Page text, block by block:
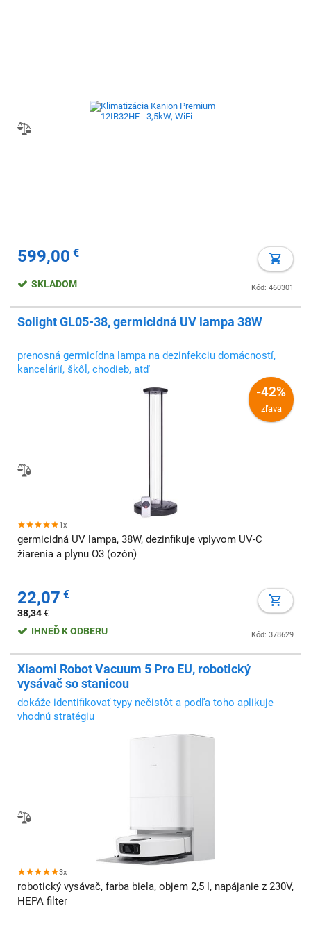
599,00 €
Kód: 460301
SKLADOM
Solight GL05-38, germicidná UV lampa 38W
prenosná germicídna lampa na dezinfekciu domácností,
kancelárií, škôl, chodieb, atď
-42%
zľava
1x
germicidná UV lampa, 38W, dezinfikuje vplyvom UV-C
žiarenia a plynu O3 (ozón)
22,07 €
38,34€
Kód: 378629
IHNEĎ K ODBERU
Xiaomi Robot Vacuum 5 Pro EU, robotický
vysávač so stanicou
dokáže identifikovať typy nečistôt a podľa toho aplikuje
vhodnú stratégiu
3x
robotický vysávač, farba biela, objem 2,5 l, napájanie z 230V,
HEPA filter